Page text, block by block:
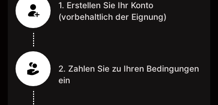
1. Erstellen Sie Ihr Konto
(vorbehaltlich der Eignung)
2. Zahlen Sie zu Ihren Bedingungen
ein